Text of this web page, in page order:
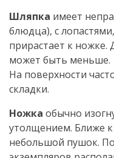
Шляпка имеет
блюдца), с
прирастает к
может быть меньше.
На поверхности
складки.
Ножка обычно
утолщением. Ближе
небольшой пушок.